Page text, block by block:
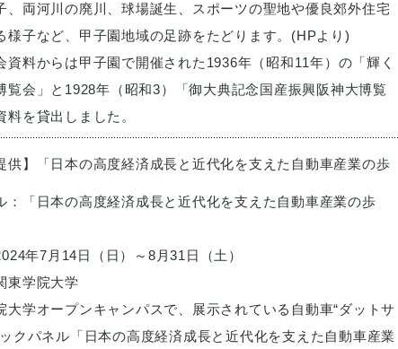
、両河川の廃川、球場誕生、スポーツの聖地や優良郊外住宅
様子など、甲子園地域の足跡をたどります。(HPより)
資料からは甲子園で開催された1936年（昭和11年）の「輝く
覧会」と1928年（昭和3）「御大典記念国産振興阪神大博覧
料を貸出しました。
供】「日本の高度経済成長と近代化を支えた自動車産業の歩
：「日本の高度経済成長と近代化を支えた自動車産業の歩
年7月14日（日）～8月31日（土）
東学院大学
大学オープンキャンパスで、展示されている自動車“ダットサ
クパネル「日本の高度経済成長と近代化を支えた自動車産業